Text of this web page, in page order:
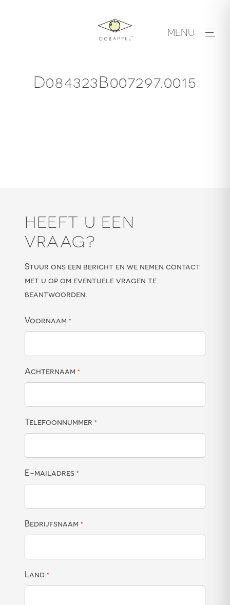
MENU
D084323B007297.0015
HEEFT U EEN
VRAAG?
Stuur ons een bericht en we nemen contact
met u op om eventuele vragen te
beantwoorden.
Voornaam *
Achternaam *
Telefoonnummer *
E-mailadres *
Bedrijfsnaam *
Land *